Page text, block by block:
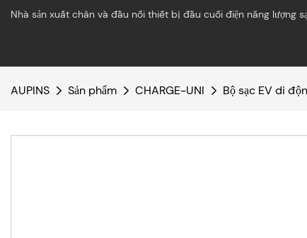
Nhà sản xuất chân và đầu nối thiết bị đầu cuối điện năng lượng
AUPINS Sản phẩm CHARGE-UNI Bộ sạc EV di